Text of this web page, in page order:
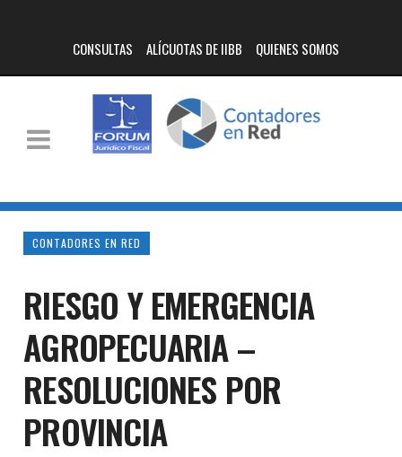
CONSULTAS ALÍCUOTAS DE IIBB QUIENES SOMOS
CONTADORES EN RED
RIESGO Y EMERGENCIA
AGROPECUARIA –
RESOLUCIONES POR
PROVINCIA